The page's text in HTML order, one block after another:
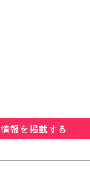
情報を掲載する